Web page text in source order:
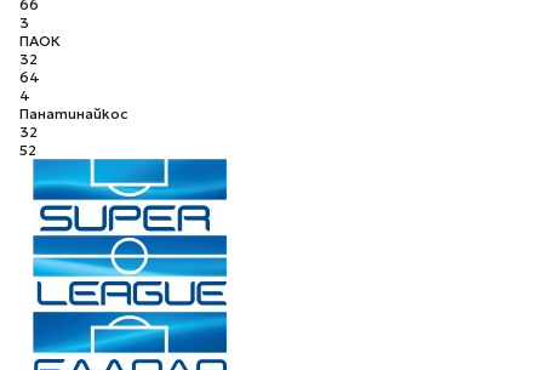
66
3
ПАОК
32
64
4
Панатинайкос
32
52